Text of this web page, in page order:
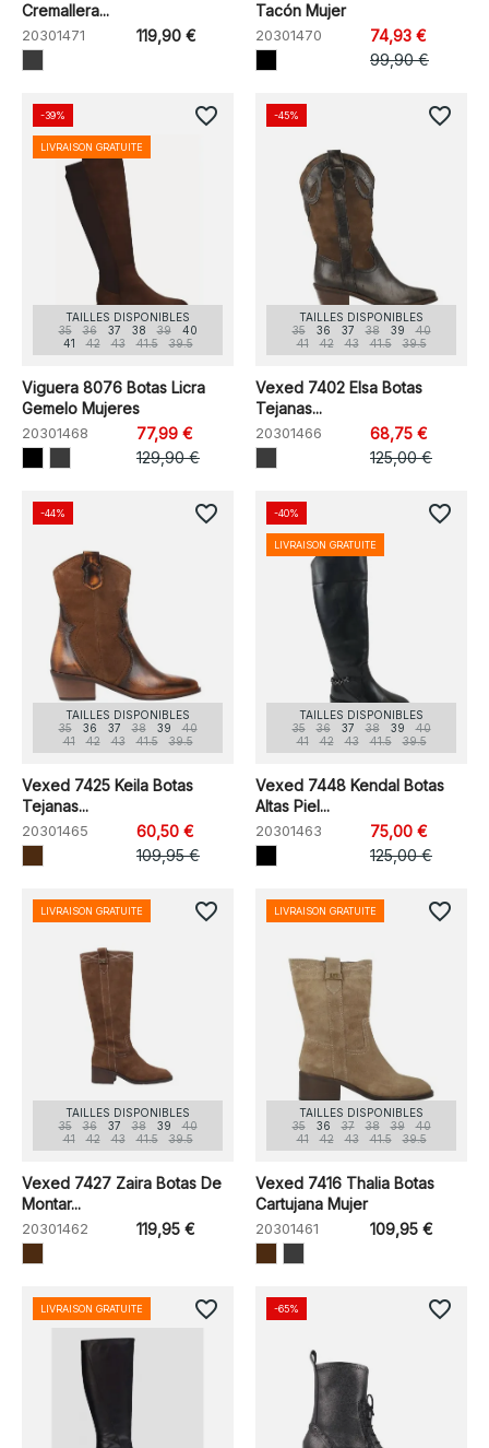
Cremallera...
20301471 119,90 €
Tacón Mujer
20301470
74,93 €
99,90 €
TAILLES DISPONIBLES
35
36 37 38 39
40
41
42 43 41.5 39.5
Viguera 8076 Botas Licra
Gemelo Mujeres
20301468
77,99 €
129,90 €
-39%
LIVRAISON GRATUITE
favorite_border
TAILLES DISPONIBLES
35
36 37 38 39
40
41
42 43 41.5 39.5
Vexed 7402 Elsa Botas
Tejanas...
20301466
68,75 €
125,00 €
-45% favorite_border
TAILLES DISPONIBLES
35
36 37 38 39
40
41
42 43 41.5 39.5
Vexed 7425 Keila Botas
Tejanas...
20301465
60,50 €
109,95 €
-44% favorite_border
TAILLES DISPONIBLES
35
36 37 38 39
40
41
42 43 41.5 39.5
Vexed 7448 Kendal Botas
Altas Piel...
20301463
75,00 €
125,00 €
-40%
LIVRAISON GRATUITE
favorite_border
TAILLES DISPONIBLES
35
36 37 38 39
40
41
42 43 41.5 39.5
Vexed 7427 Zaira Botas De
Montar...
20301462 119,95 €
LIVRAISON GRATUITE favorite_border
TAILLES DISPONIBLES
35
36 37 38 39
40
41
42 43 41.5 39.5
Vexed 7416 Thalia Botas
Cartujana Mujer
20301461 109,95 €
LIVRAISON GRATUITE favorite_border
LIVRAISON GRATUITE favorite_border -65% favorite_border